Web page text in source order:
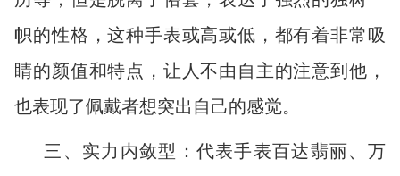
帜的性格，这种手表或高或低，都有着非常吸
睛的颜值和特点，让人不由自主的注意到他，
也表现了佩戴者想突出自己的感觉。
三、实力内敛型：代表手表百达翡丽、万